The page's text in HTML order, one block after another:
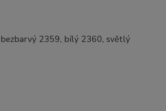
2359, bílý 2360, světlý